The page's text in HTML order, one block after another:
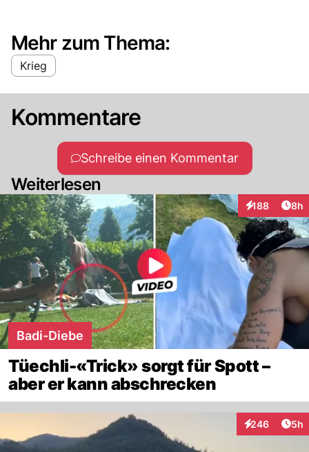
Mehr zum Thema:
Krieg
Kommentare
Schreibe einen Kommentar
Weiterlesen
188
Interaktionen
8h
Badi-Diebe
Tüechli-«Trick» sorgt für Spott –
aber er kann abschrecken
246
Interaktionen
5h